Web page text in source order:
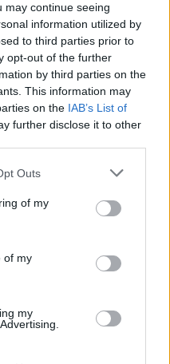
may continue seeing
information utilized by
to third parties prior to
opt-out of the further
by third parties on the
This information may
on the IAB’s List of
further disclose it to other
Outs
of my
of my
my
να ανταποκριθούν
του νέου τύπου
Αν νικητής στις
και οι συναλλαγές
θα είναι
της πόλης.
ο οποίος είναι
τις εξελίξεις,
να σκεφθεί πολύ
οι δύο υποψήφιοι
με την δική
Κυριακή.
πλέον η
από την